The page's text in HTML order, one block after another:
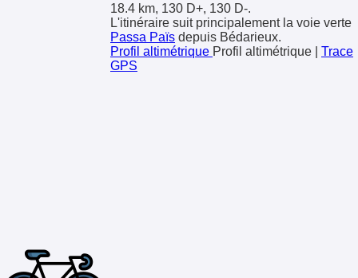
18.4 km, 130 D+, 130 D-.
L'itinéraire suit principalement la voie verte
Passa Païs depuis Bédarieux.
Profil altimétrique Profil altimétrique
Trace
GPS